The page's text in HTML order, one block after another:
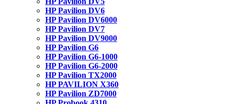
HP Pavilion DV6
HP Pavilion DV6000
HP Pavilion DV7
HP Pavilion DV9000
HP Pavilion G6
HP Pavilion G6-1000
HP Pavilion G6-2000
HP Pavilion TX2000
HP PAVILION X360
HP Pavilion ZD7000